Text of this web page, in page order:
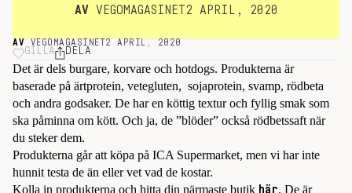
AV VEGOMAGASINET 2 APRIL, 2020
AV VEGOMAGASINET 2 APRIL, 2020
GILLA DELA
Det är dels burgare, korvare och hotdogs. Produkterna är
baserade på ärtprotein, vetegluten, sojaprotein, svamp, rödbeta
och andra godsaker. De har en köttig textur och fyllig smak som
ska påminna om kött. Och ja, de ”blöder” också rödbetssaft när
du steker dem.
Produkterna går att köpa på ICA Supermarket, men vi har inte
hunnit testa de än eller vet vad de kostar.
Kolla in produkterna och hitta din närmaste butik här. De är